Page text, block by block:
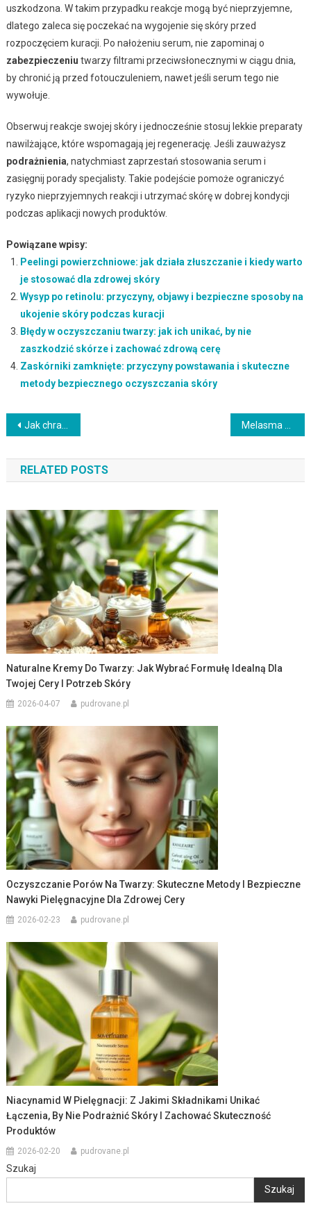
uszkodzona. W takim przypadku reakcje mogą być nieprzyjemne,
dlatego zaleca się poczekać na wygojenie się skóry przed
rozpoczęciem kuracji. Po nałożeniu serum, nie zapominaj o
zabezpieczeniu twarzy filtrami przeciwsłonecznymi w ciągu dnia,
by chronić ją przed fotouczuleniem, nawet jeśli serum tego nie
wywołuje.
Obserwuj reakcje swojej skóry i jednocześnie stosuj lekkie preparaty
nawilżające, które wspomagają jej regenerację. Jeśli zauważysz
podrażnienia, natychmiast zaprzestań stosowania serum i
zasięgnij porady specjalisty. Takie podejście pomoże ograniczyć
ryzyko nieprzyjemnych reakcji i utrzymać skórę w dobrej kondycji
podczas aplikacji nowych produktów.
Powiązane wpisy:
Peelingi powierzchniowe: jak działa złuszczanie i kiedy warto
je stosować dla zdrowej skóry
Wysyp po retinolu: przyczyny, objawy i bezpieczne sposoby na
ukojenie skóry podczas kuracji
Błędy w oczyszczaniu twarzy: jak ich unikać, by nie
zaszkodzić skórze i zachować zdrową cerę
Zaskórniki zamknięte: przyczyny powstawania i skuteczne
metody bezpiecznego oczyszczania skóry
Nawigacja
wpisu
Jak chrapanie i bezdech senny wpływają na kondycję skóry i jak łagodzić ich skutki w codziennym życiu
RELATED POSTS
Naturalne Kremy Do Twarzy: Jak Wybrać Formułę Idealną Dla
Twojej Cery I Potrzeb Skóry
2026-04-07 pudrovane.pl
Oczyszczanie Porów Na Twarzy: Skuteczne Metody I Bezpieczne
Nawyki Pielęgnacyjne Dla Zdrowej Cery
2026-02-23 pudrovane.pl
Niacynamid W Pielęgnacji: Z Jakimi Składnikami Unikać
Łączenia, By Nie Podrażnić Skóry I Zachować Skuteczność
Produktów
2026-02-20 pudrovane.pl
Szukaj
Szukaj